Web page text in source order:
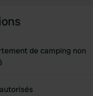
de camping non